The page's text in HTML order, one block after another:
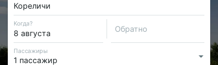
Когда?
Обратно
Пассажиры